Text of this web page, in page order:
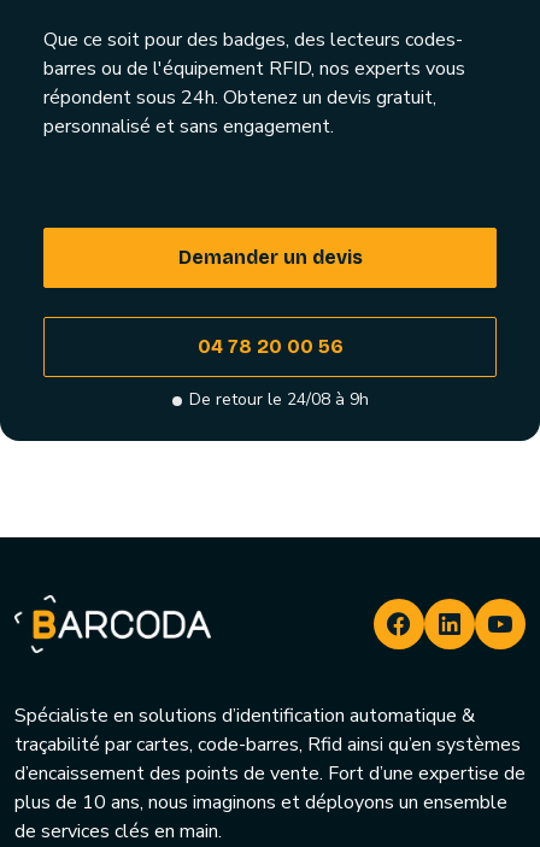
Que ce soit pour des badges, des lecteurs codes-
barres ou de l'équipement RFID, nos experts vous
répondent sous 24h. Obtenez un devis gratuit,
personnalisé et sans engagement.
Demander un devis
04 78 20 00 56
De retour le 24/08 à 9h
Spécialiste en solutions d’identification automatique &
traçabilité par cartes, code-barres, Rfid ainsi qu’en systèmes
d’encaissement des points de vente. Fort d’une expertise de
plus de 10 ans, nous imaginons et déployons un ensemble
de services clés en main.